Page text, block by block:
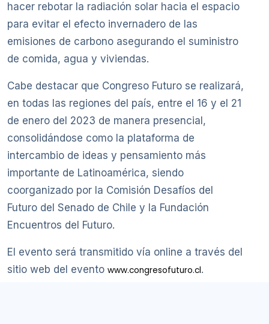
hacer rebotar la radiación solar hacia el espacio
para evitar el efecto invernadero de las
emisiones de carbono asegurando el suministro
de comida, agua y viviendas.
Cabe destacar que Congreso Futuro se realizará,
en todas las regiones del país, entre el 16 y el 21
de enero del 2023 de manera presencial,
consolidándose como la plataforma de
intercambio de ideas y pensamiento más
importante de Latinoamérica, siendo
coorganizado por la Comisión Desafíos del
Futuro del Senado de Chile y la Fundación
Encuentros del Futuro.
El evento será transmitido vía online a través del
sitio web del evento www.congresofuturo.cl.